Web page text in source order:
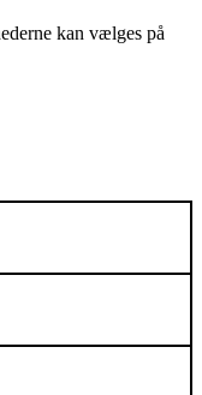
kan vælges på